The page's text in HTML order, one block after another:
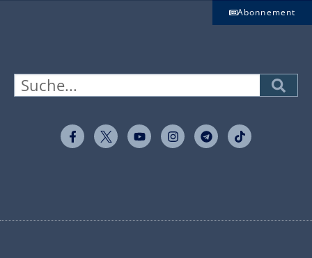
Abonnement